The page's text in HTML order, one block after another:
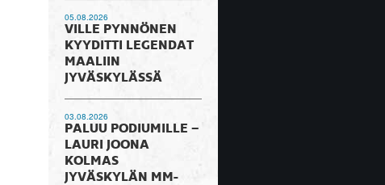
05.08.2026
VILLE PYNNÖNEN
KYYDITTI LEGENDAT
MAALIIN
JYVÄSKYLÄSSÄ
03.08.2026
PALUU PODIUMILLE –
LAURI JOONA
KOLMAS
JYVÄSKYLÄN MM-